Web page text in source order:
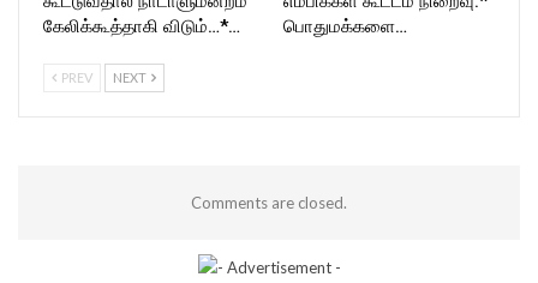
கேலிக்கூத்தாகி விடும்…*…
பொதுமக்களை…
PREV NEXT
Comments are closed.